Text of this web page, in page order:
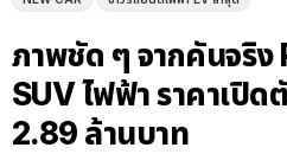
ภาพชัด ๆ จากคันจริง
SUV ไฟฟ้า ราคาเปิด
2.89 ล้านบาท